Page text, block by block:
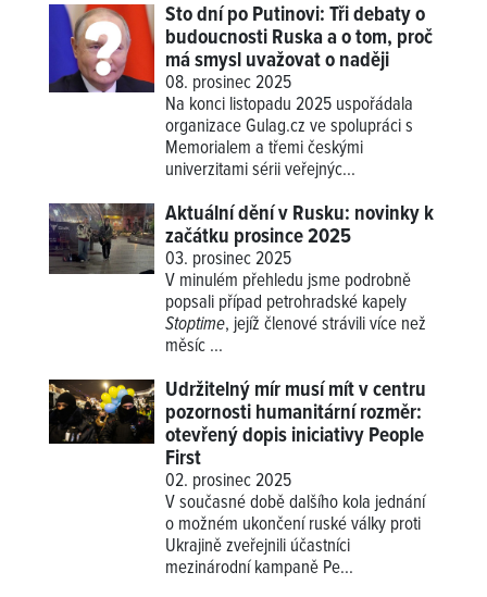
Sto dní po Putinovi: Tři debaty o
budoucnosti Ruska a o tom, proč
má smysl uvažovat o naději
08. prosinec 2025
Na konci listopadu 2025 uspořádala
organizace Gulag.cz ve spolupráci s
Memorialem a třemi českými
univerzitami sérii veřejnýc...
Aktuální dění v Rusku: novinky k
začátku prosince 2025
03. prosinec 2025
V minulém přehledu jsme podrobně
popsali případ petrohradské kapely
Stoptime, jejíž členové strávili více než
měsíc ...
Udržitelný mír musí mít v centru
pozornosti humanitární rozměr:
otevřený dopis iniciativy People
First
02. prosinec 2025
V současné době dalšího kola jednání
o možném ukončení ruské války proti
Ukrajině zveřejnili účastníci
mezinárodní kampaně Pe...